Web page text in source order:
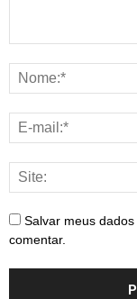
Salvar meus
comentar.